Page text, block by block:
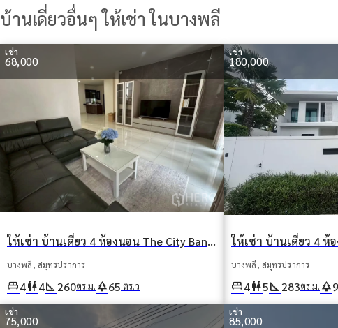
บ้านเดี่ยวอื่นๆ ให้เช่า ในบางพลี
เช่า
68,000
ให้เช่า บ้านเดี่ยว 4 ห้องนอน The City Bangna KM 7 (เมืองบางนา กม.7) บางแก้ว บางพลี สมุทรปราการ
บางพลี, สมุทรปราการ
king_bed4wc4square_foot 260ตร.ม. park65 ตร.ว
เช่า
180,000
บางพลี, สมุทรปราการ
king_bed4wc5square_foot 283ตร.ม. park
เช่า
75,000
เช่า
85,000